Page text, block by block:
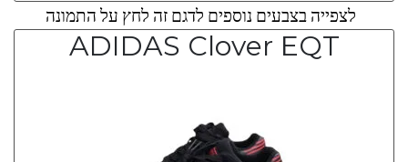
לצפייה בצבעים נוספים לדגם זה לחץ על התמונה
ADIDAS Clover EQT